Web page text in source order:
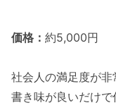
価格： 約5,000円
社会人の満足度が非
書き味が良いだけで